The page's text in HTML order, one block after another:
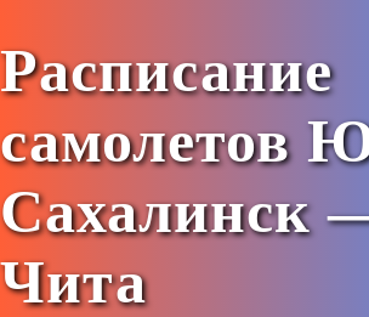
Расписание
самолетов
Сахалинск
Чита